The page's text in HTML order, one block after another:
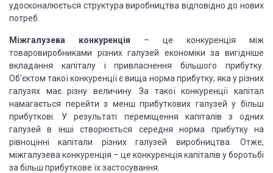
удосконалюється структура виробництва відповідно до нових
потреб.
Міжгалузева конкуренція – це конкуренція між
товаровиробниками різних галузей економіки за вигідніше
вкладання капіталу і привласнення більшого прибутку.
Об’єктом такої конкуренції є вища норма прибутку, яка у різних
галузях має різну величину. За такої конкуренції капітал
намагається перейти з менш прибуткових галузей у більш
прибуткові. У результаті переміщення капіталів з одних
галузей в інші створюється середня норма прибутку на
рівноцінні капітали різних галузей виробництва. Отже,
міжгалузева конкуренція – це конкуренція капіталів у боротьбі
за більш прибуткове їх застосування.